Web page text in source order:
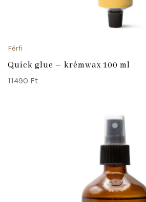
Férfi
Quick glue – krémwax 100 ml
11490 Ft